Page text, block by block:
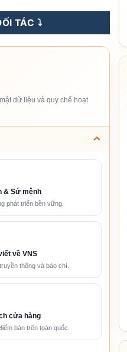
TÁC ⤵️
dữ liệu và quy chế hoạt
& Sứ mệnh
phát triển bền vững.
về VNS
thông và báo chí.
cửa hàng
bán trên toàn quốc.